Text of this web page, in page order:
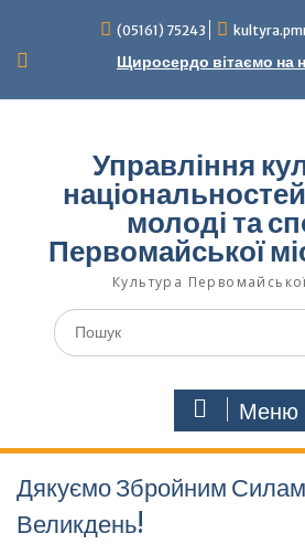
вмісту
(05161) 75243
Щиросердо вітаємо на
Управління
молоді та
Первомайської
Культура
Шукати:
Меню
Дякуємо Збройним Силам
Великдень!